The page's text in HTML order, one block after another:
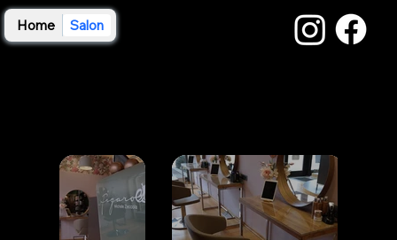
Home Salon